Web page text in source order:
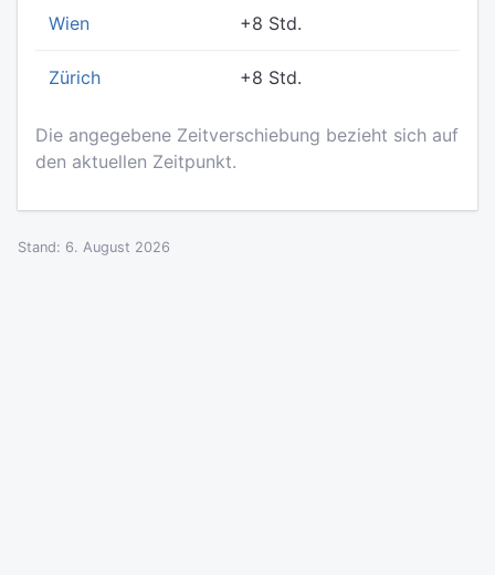
Wien +8 Std.
Zürich +8 Std.
Die angegebene Zeitverschiebung bezieht sich auf
den aktuellen Zeitpunkt.
Stand: 6. August 2026